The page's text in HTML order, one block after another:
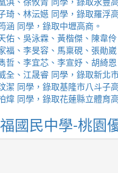
琦、林沄嬨 同學，錄取羅浮
同學，錄取中壢高商。
佑、吳泳霖、黃楷傑、陳韋
福、李旻容、馬稟硯、張勛
哲、李宜芯、李宣妤、胡綺
全、江晟睿 同學，錄取新北
潔 同學，錄取基隆市八斗子
煒 同學，錄取花蓮縣立體育
國民中學-桃園